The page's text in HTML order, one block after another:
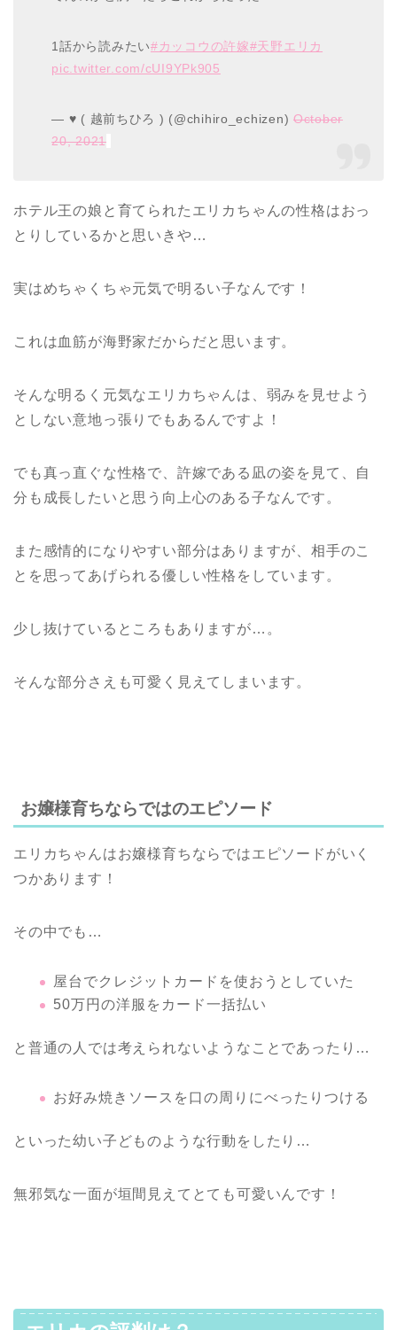
1話から読みたい#カッコウの許嫁#天野エリカ
pic.twitter.com/cUI9YPk905
— ♥️ ( 越前ちひろ ) (@chihiro_echizen) October
20, 2021
ホテル王の娘と育てられたエリカちゃんの性格はおっ
とりしているかと思いきや…
実はめちゃくちゃ元気で明るい子なんです！
これは血筋が海野家だからだと思います。
そんな明るく元気なエリカちゃんは、弱みを見せよう
としない意地っ張りでもあるんですよ！
でも真っ直ぐな性格で、許嫁である凪の姿を見て、自
分も成長したいと思う向上心のある子なんです。
また感情的になりやすい部分はありますが、相手のこ
とを思ってあげられる優しい性格をしています。
少し抜けているところもありますが…。
そんな部分さえも可愛く見えてしまいます。
お嬢様育ちならではのエピソード
エリカちゃんはお嬢様育ちならではエピソードがいく
つかあります！
その中でも…
屋台でクレジットカードを使おうとしていた
50万円の洋服をカード一括払い
と普通の人では考えられないようなことであったり…
お好み焼きソースを口の周りにべったりつける
といった幼い子どものような行動をしたり…
無邪気な一面が垣間見えてとても可愛いんです！